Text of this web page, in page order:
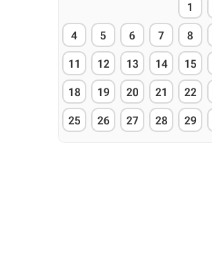
1
4 5 6 7 8
11 12 13 14 15
18 19 20 21 22
25 26 27 28 29